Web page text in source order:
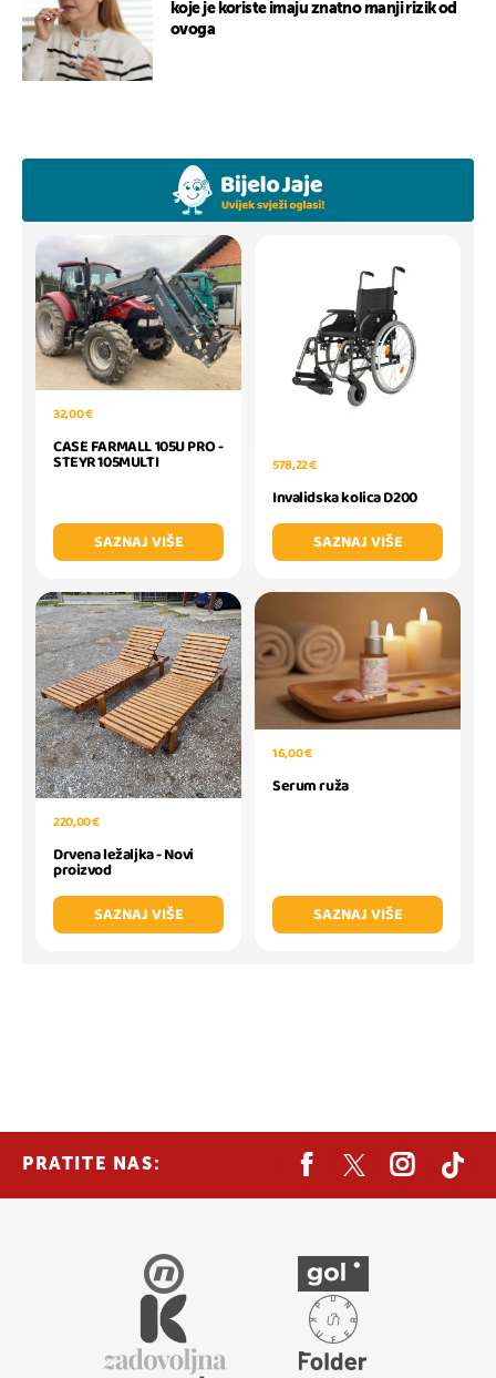
koje je koriste imaju znatno manji rizik od
ovoga
32,00 €
CASE FARMALL 105U PRO -
STEYR 105MULTI
SAZNAJ VIŠE
578,22 €
Invalidska kolica D200
SAZNAJ VIŠE
220,00 €
Drvena ležaljka - Novi
proizvod
SAZNAJ VIŠE
16,00 €
Serum ruža
SAZNAJ VIŠE
PRATITE NAS: